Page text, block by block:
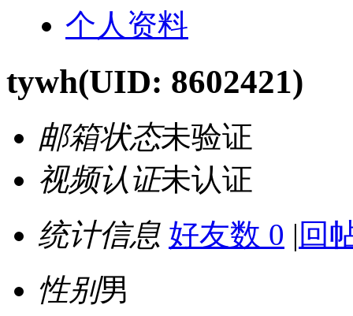
个人资料
tywh(UID: 8602421)
邮箱状态未验证
视频认证未认证
统计信息 好友数 0 | 回
性别男